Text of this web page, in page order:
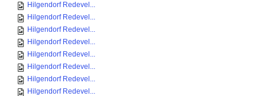
Hilgendorf Redevel...
Hilgendorf Redevel...
Hilgendorf Redevel...
Hilgendorf Redevel...
Hilgendorf Redevel...
Hilgendorf Redevel...
Hilgendorf Redevel...
Hilgendorf Redevel...